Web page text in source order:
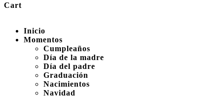
Cart
Inicio
Momentos
Cumpleaños
Día de la madre
Día del padre
Graduación
Nacimientos
Navidad